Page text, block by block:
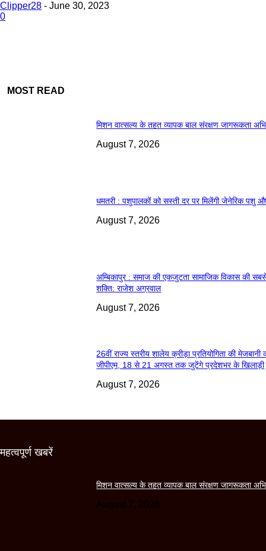
Clipper28 - June 30, 2023
0
MOST READ
मिशन वात्सल्य के तहत व्यापक बाल संरक्षण जागरूकता
August 7, 2026
धमतरी : पशुपालकों को सस्ती दर पर मिलेंगी जेनेरिक पशु
August 7, 2026
अम्बिकापुर : समाज की एकजुटता सामाजिक विकास की
शक्ति: राजेश अग्रवाल
August 7, 2026
26वीं राज्य स्तरीय शालेय क्रीड़ा प्रतियोगिता की मेजबानी
जीपीएम, 18 से 21 अगस्त तक जुटेंगे प्रदेशभर के खिलाड़ी
August 7, 2026
महत्वपूर्ण खबरें
मिशन वात्सल्य के तहत व्यापक बाल संरक्षण जागरूकता
August 7, 2026